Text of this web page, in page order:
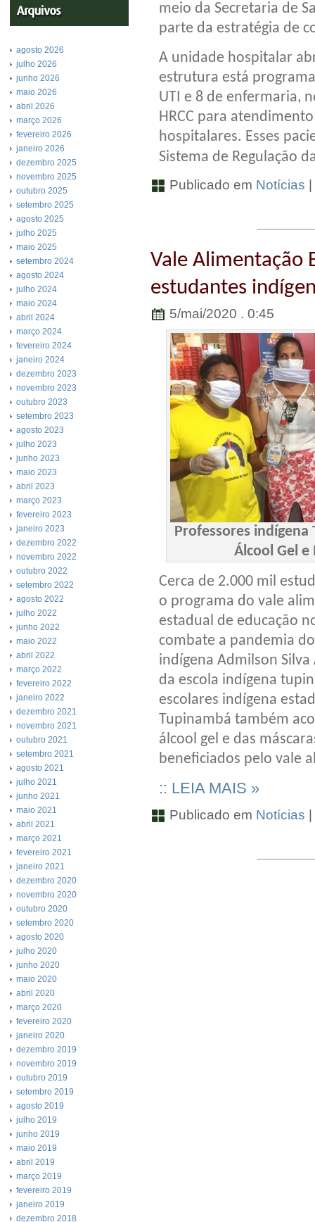
agosto 2026
julho 2026
junho 2026
maio 2026
abril 2026
março 2026
fevereiro 2026
janeiro 2026
dezembro 2025
novembro 2025
outubro 2025
setembro 2025
agosto 2025
julho 2025
maio 2025
setembro 2024
agosto 2024
julho 2024
maio 2024
abril 2024
março 2024
fevereiro 2024
janeiro 2024
dezembro 2023
novembro 2023
outubro 2023
setembro 2023
agosto 2023
julho 2023
junho 2023
maio 2023
abril 2023
março 2023
fevereiro 2023
janeiro 2023
dezembro 2022
novembro 2022
outubro 2022
setembro 2022
agosto 2022
julho 2022
junho 2022
maio 2022
abril 2022
março 2022
fevereiro 2022
janeiro 2022
dezembro 2021
novembro 2021
outubro 2021
setembro 2021
agosto 2021
julho 2021
junho 2021
maio 2021
abril 2021
março 2021
fevereiro 2021
janeiro 2021
dezembro 2020
novembro 2020
outubro 2020
setembro 2020
agosto 2020
julho 2020
junho 2020
maio 2020
abril 2020
março 2020
fevereiro 2020
janeiro 2020
dezembro 2019
novembro 2019
outubro 2019
setembro 2019
agosto 2019
julho 2019
junho 2019
maio 2019
abril 2019
março 2019
fevereiro 2019
janeiro 2019
dezembro 2018
meio da Secretaria de
parte da estratégia de
A unidade hospitalar
estrutura está
UTI e 8 de enfermaria,
HRCC para
hospitalares. Esses
Sistema de Regulação
Publicado em Notícias
Vale Alimentação
estudantes
5/mai/2020 . 0:45
Professores
Álcool Gel
Cerca de 2.000 mil
o programa do vale
estadual de educação
combate a pandemia
indígena Admilson
da escola indígena
escolares indígena
Tupinambá também
álcool gel e das
beneficiados pelo vale
:: LEIA MAIS »
Publicado em Notícias |